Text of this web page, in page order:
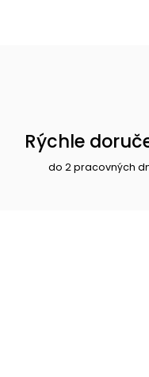
Rýchle
do 2 pracovných